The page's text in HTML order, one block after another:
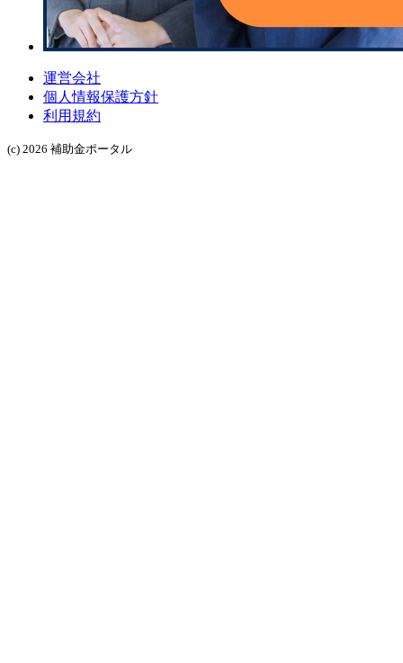
運営会社
個人情報保護方針
利用規約
(c) 2026 補助金ポータル